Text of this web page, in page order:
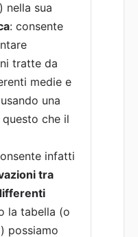
nella sua
: consente
tratte da
medie e
una
questo che il
infatti
tra
la tabella (o
possiamo